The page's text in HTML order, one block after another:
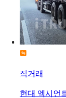
직거래
현대 엑시언